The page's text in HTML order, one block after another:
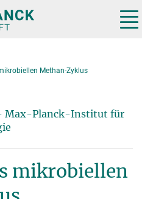
Methan-Zyklus
Max-Planck-Institut für
mikrobiellen